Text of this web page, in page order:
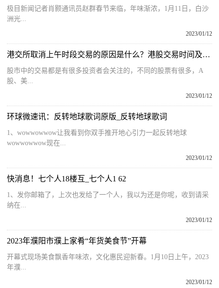
极目新闻记者肖颢通讯员赵群春节来临，年味渐浓，1月11日，白沙
洲光...
2023/01/12
港交所取消上午时段交易的原因是什么？港股交易时间及规则一览
股市中的交易都是有很多投资者会关注的，不同的股票有很多，A
股、美...
2023/01/12
环球微速讯：反转地球歌词原版_反转地球歌词
1、wowwowwow让我看到你双手推开地心引力一起反转地球
wowwowwow现在...
2023/01/12
快消息！七个人18楼互_七个人1 62
1、发你邮箱了，上次也发给了一个人，我以为还是你呢，收到请采
纳在...
2023/01/12
2023年濮阳市濮上家肴“年货美食节”开幕
开幕式现场美食飘香年味浓，文化惠民迎新春。1月10日上午，2023
年濮...
2023/01/12